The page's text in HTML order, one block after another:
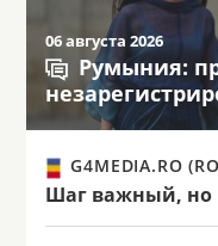
06 августа 2026
Румыния:
G4MEDIA.RO
Шаг важный, но